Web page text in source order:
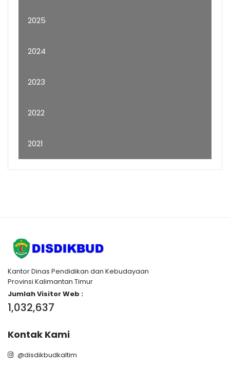
2025
2024
2023
2022
2021
Kantor Dinas Pendidikan dan Kebudayaan
Provinsi Kalimantan Timur
Jumlah Visitor Web :
1,032,637
Kontak Kami
@disdikbudkaltim